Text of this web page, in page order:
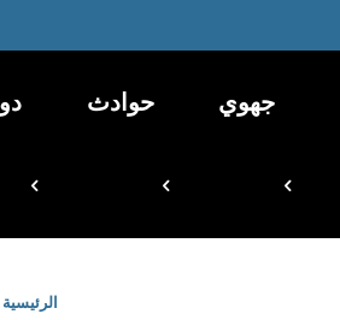
جهوي حوادث
الرئيسية